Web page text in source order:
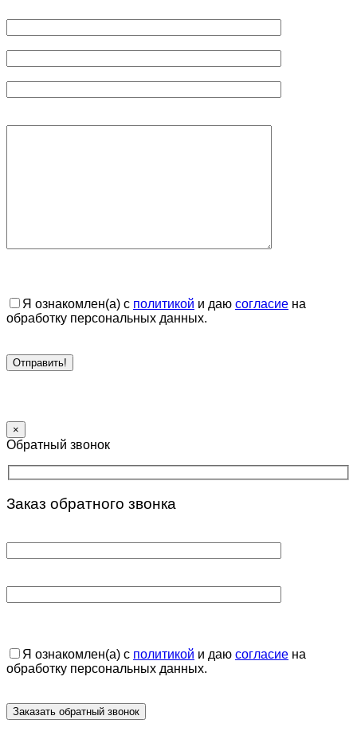
Я ознакомлен(а) с политикой и даю согласие на
обработку персональных данных.
×
Обратный звонок
Заказ обратного звонка
Я ознакомлен(а) с политикой и даю согласие на
обработку персональных данных.